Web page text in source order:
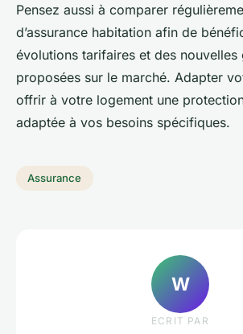
Pensez aussi à comparer
d’assurance habitation afin de
évolutions tarifaires et des nouvelles
proposées sur le marché. Adapter
offrir à votre logement une
adaptée à vos besoins spécifiques.
Assurance
W
ECRIT PAR